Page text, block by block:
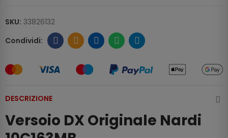
SKU: 33826132
DESCRIZIONE
Versoio DX Originale Nardi